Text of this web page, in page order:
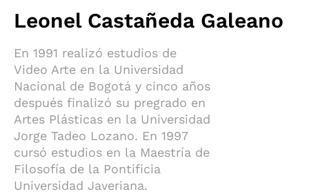
Leonel Castañeda Galeano
En 1991 realizó estudios de
Video Arte en la Universidad
Nacional de Bogotá y cinco años
después finalizó su pregrado en
Artes Plásticas en la Universidad
Jorge Tadeo Lozano. En 1997
cursó estudios en la Maestría de
Filosofía de la Pontificia
Universidad Javeriana.